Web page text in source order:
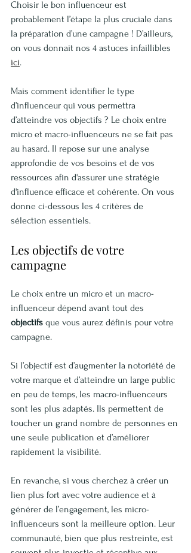
Choisir le bon influenceur est
probablement l’étape la plus cruciale dans
la préparation d’une campagne ! D’ailleurs,
on vous donnait nos 4 astuces infaillibles
ici.
Mais comment identifier le type
d’influenceur qui vous permettra
d’atteindre vos objectifs ? Le choix entre
micro et macro-influenceurs ne se fait pas
au hasard. Il repose sur une analyse
approfondie de vos besoins et de vos
ressources afin d'assurer une stratégie
d'influence efficace et cohérente. On vous
donne ci-dessous les 4 critères de
sélection essentiels.
Les objectifs de votre
campagne
Le choix entre un micro et un macro-
influenceur dépend avant tout des
objectifs que vous aurez définis pour votre
campagne.
Si l’objectif est d’augmenter la notoriété de
votre marque et d’atteindre un large public
en peu de temps, les macro-influenceurs
sont les plus adaptés. Ils permettent de
toucher un grand nombre de personnes en
une seule publication et d’améliorer
rapidement la visibilité.
En revanche, si vous cherchez à créer un
lien plus fort avec votre audience et à
générer de l’engagement, les micro-
influenceurs sont la meilleure option. Leur
communauté, bien que plus restreinte, est